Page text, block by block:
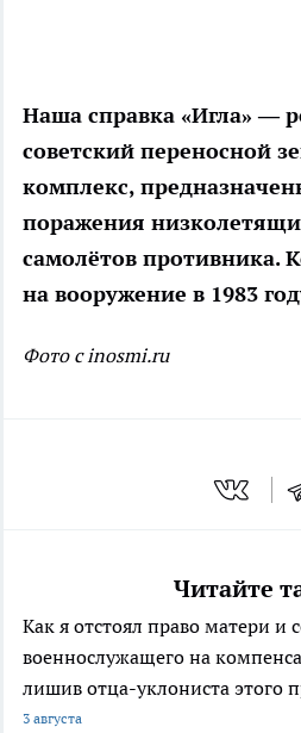
Наша справка «Игла» —
советский переносной
комплекс,
поражения
самолётов противника.
на вооружение в 1983
Фото с inosmi.ru
Читайте
Как я отстоял право матери и
военнослужащего на
лишив отца-уклониста этого
3 августа